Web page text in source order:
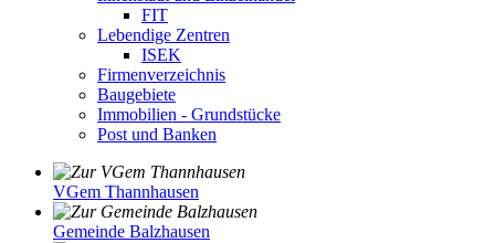
FIT
Lebendige Zentren
ISEK
Firmenverzeichnis
Baugebiete
Immobilien - Grundstücke
Post und Banken
VGem Thannhausen
Gemeinde Balzhausen